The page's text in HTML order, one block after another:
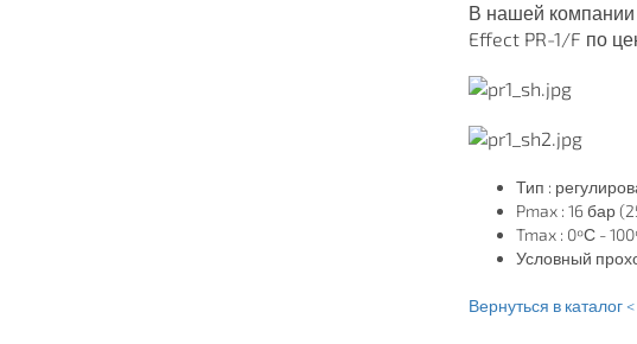
В нашей компании
Effect PR-1/F по
Тип :
Pmax : 16 бар
Tmax : 0ºС -
Условный
Вернуться в каталог <